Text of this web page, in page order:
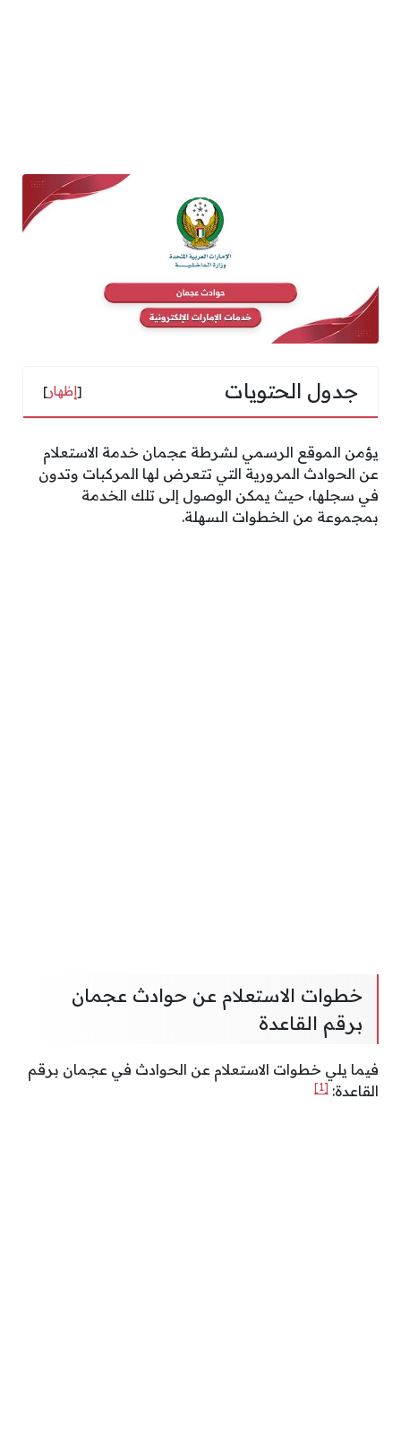
جدول الحتويات [إظهار]
يؤمن الموقع الرسمي لشرطة عجمان خدمة الاستعلام
عن الحوادث المرورية التي تتعرض لها المركبات وتدون
في سجلها، حيث يمكن الوصول إلى تلك الخدمة
بمجموعة من الخطوات السهلة.
خطوات الاستعلام عن حوادث عجمان
برقم القاعدة
فيما يلي خطوات الاستعلام عن الحوادث في عجمان برقم
القاعدة: [1]